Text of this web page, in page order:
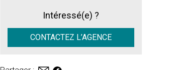
Intéressé(e) ?
CONTACTEZ L’AGENCE